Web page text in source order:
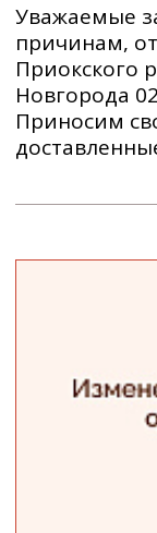
Уважаемые
причинам,
Приокского
Новгорода
Приносим